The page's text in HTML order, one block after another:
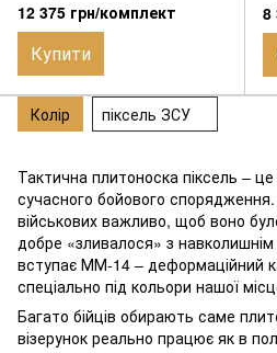
Тактична плитоноска піксель –
сучасного бойового
військових важливо, щоб воно
добре «зливалося» з
вступає ММ-14 – деформаційний
спеціально під кольори нашої
Багато бійців обирають саме
візерунок реально працює як в
12 375 грн/комплект
Купити
8
Колір піксель ЗСУ